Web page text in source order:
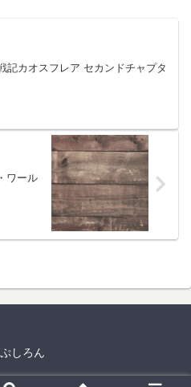
記カオスフレア セカンドチャプタ
ワール
しろん